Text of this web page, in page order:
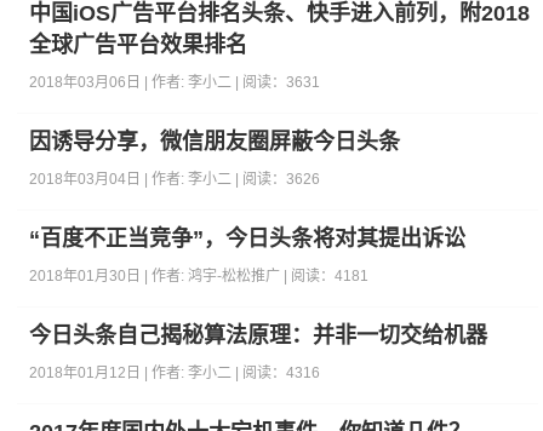
中国iOS广告平台排名头条、快手进入前列，附2018
全球广告平台效果排名
2018年03月06日 | 作者:李小二 | 阅读：3631
因诱导分享，微信朋友圈屏蔽今日头条
2018年03月04日 | 作者:李小二 | 阅读：3626
“百度不正当竞争”，今日头条将对其提出诉讼
2018年01月30日 | 作者:鸿宇-松松推广 | 阅读：4181
今日头条自己揭秘算法原理：并非一切交给机器
2018年01月12日 | 作者:李小二 | 阅读：4316